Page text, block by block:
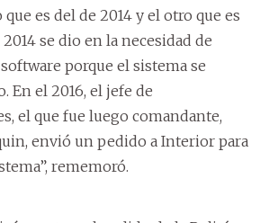
es del de 2014 y el otro que es
2014 se dio en la necesidad de
porque el sistema se
En el 2016, el jefe de
el que fue luego comandante,
envió un pedido a Interior para
rememoró.